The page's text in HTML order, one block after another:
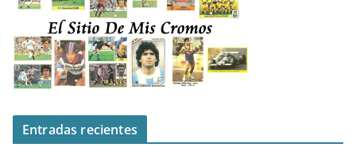
Entradas recientes